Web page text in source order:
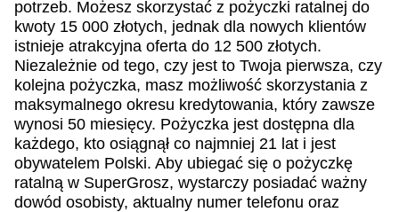
potrzeb. Możesz skorzystać z pożyczki ratalnej do
kwoty 15 000 złotych, jednak dla nowych klientów
istnieje atrakcyjna oferta do 12 500 złotych.
Niezależnie od tego, czy jest to Twoja pierwsza, czy
kolejna pożyczka, masz możliwość skorzystania z
maksymalnego okresu kredytowania, który zawsze
wynosi 50 miesięcy. Pożyczka jest dostępna dla
każdego, kto osiągnął co najmniej 21 lat i jest
obywatelem Polski. Aby ubiegać się o pożyczkę
ratalną w SuperGrosz, wystarczy posiadać ważny
dowód osobisty, aktualny numer telefonu oraz